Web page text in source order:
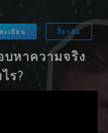
ะเบียน ล็อกอิน
หาความจริง
ร?